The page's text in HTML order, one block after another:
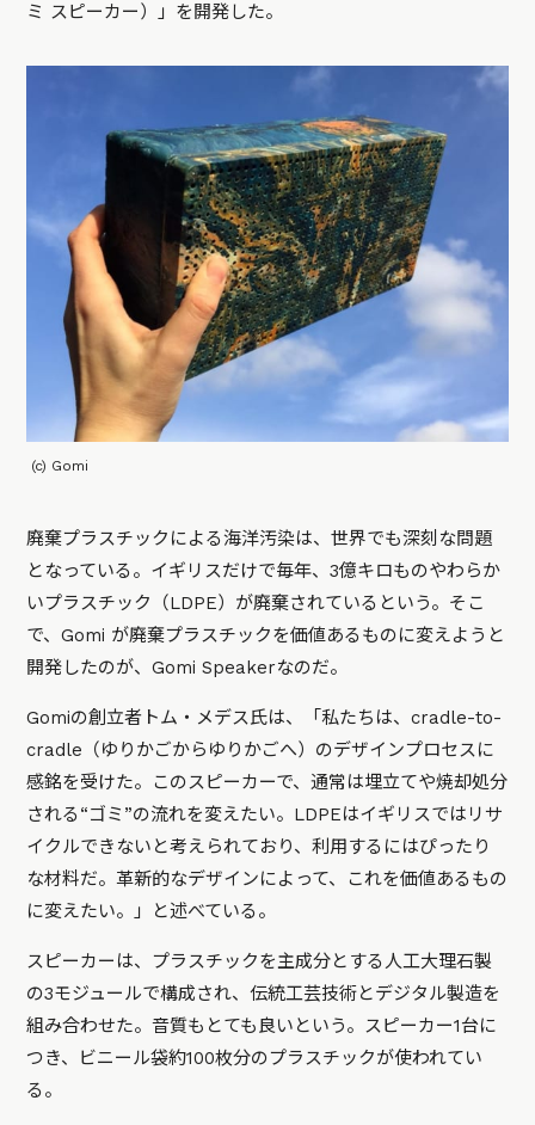
ミ スピーカー）」を開発した。
(c) Gomi
廃棄プラスチックによる海洋汚染は、世界でも深刻な問題
となっている。イギリスだけで毎年、3億キロものやわらか
いプラスチック（LDPE）が廃棄されているという。そこ
で、Gomi が廃棄プラスチックを価値あるものに変えようと
開発したのが、Gomi Speakerなのだ。
Gomiの創立者トム・メデス氏は、「私たちは、cradle-to-
cradle（ゆりかごからゆりかごへ）のデザインプロセスに
感銘を受けた。このスピーカーで、通常は埋立てや焼却処分
される“ゴミ”の流れを変えたい。LDPEはイギリスではリサ
イクルできないと考えられており、利用するにはぴったり
な材料だ。革新的なデザインによって、これを価値あるもの
に変えたい。」と述べている。
スピーカーは、プラスチックを主成分とする人工大理石製
の3モジュールで構成され、伝統工芸技術とデジタル製造を
組み合わせた。音質もとても良いという。スピーカー1台に
つき、ビニール袋約100枚分のプラスチックが使われてい
る。